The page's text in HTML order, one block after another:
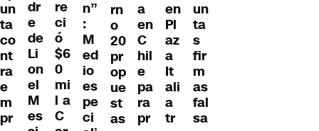
un
ta
co
nt
ra
e
m
pr
dr
e
de
Li
on
el
M
es
re
ci
ó
$6
0
mi
l a
C
n”
:
M
ed
io
es
pe
ci
rn
o
20
pr
op
ue
st
as
a
en
C
hil
e
pa
ra
pr
en
Pl
az
a
It
ali
a
tr
un
ta
s
fir
m
as
fal
sa